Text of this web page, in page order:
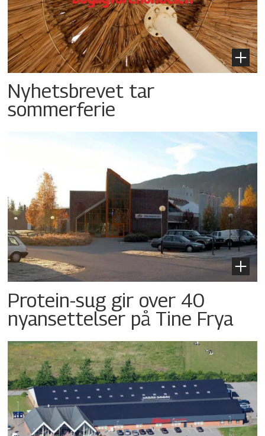
Nyhetsbrevet tar
sommerferie
Protein-sug gir over 40
nyansettelser på Tine Frya